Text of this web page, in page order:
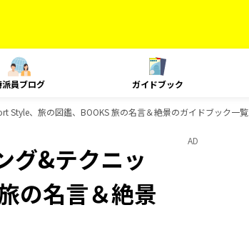
派員ブログ ガイドブック
Style、旅の図鑑、BOOKS 旅の名言＆絶景のガイドブック一覧
グ&テクニッ
の名言＆絶景
AD